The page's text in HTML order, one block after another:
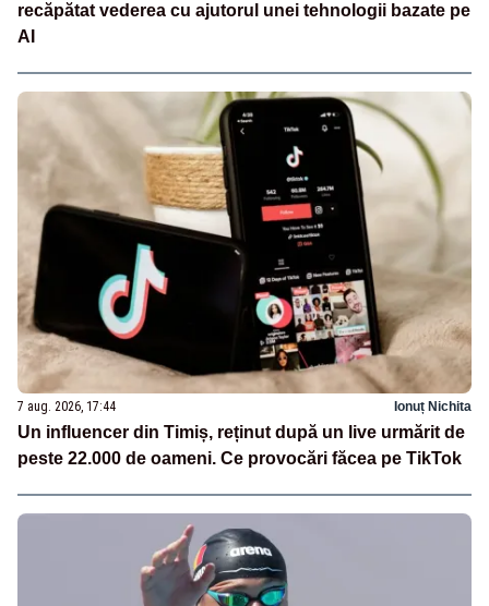
recăpătat vederea cu ajutorul unei tehnologii bazate pe
AI
7 aug. 2026, 17:44 Ionuț Nichita
Un influencer din Timiș, reținut după un live urmărit de
peste 22.000 de oameni. Ce provocări făcea pe TikTok